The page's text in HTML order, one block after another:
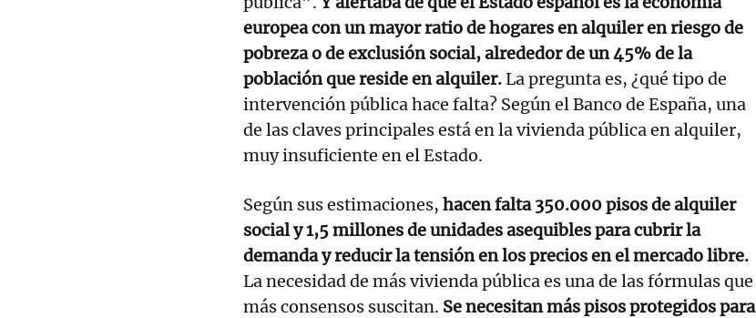
europea con un mayor ratio de hogares en alquiler en riesgo de
pobreza o de exclusión social, alrededor de un 45% de la
población que reside en alquiler.La pregunta es, ¿qué tipo de
intervención pública hace falta? Según el Banco de España, una
de las claves principales está en la vivienda pública en alquiler,
muy insuficiente en el Estado.
Según sus estimaciones, hacen falta 350.000 pisos de alquiler
social y 1,5 millones de unidades asequibles para cubrir la
demanda y reducir la tensión en los precios en el mercado libre.
La necesidad de más vivienda pública es una de las fórmulas que
más consensos suscitan. Se necesitan más pisos protegidos para